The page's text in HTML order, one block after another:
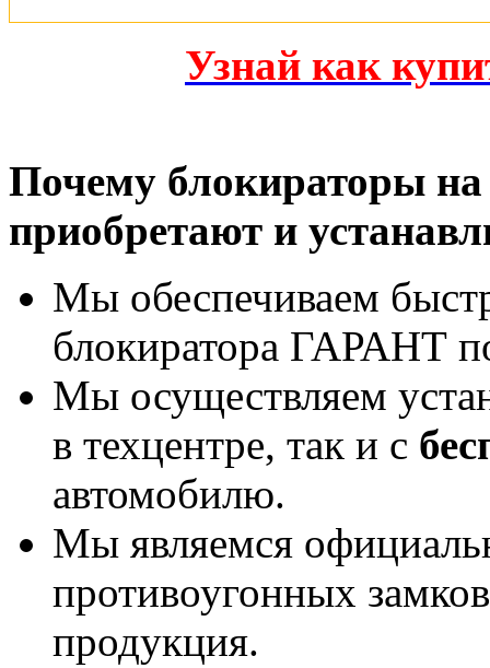
Узнай как
Почему блокираторы на
приобретают и
Мы обеспечиваем
блокиратора ГАРАНТ
Мы осуществляем
в техцентре, так и с
автомобилю.
Мы являемся
противоугонных
продукция.